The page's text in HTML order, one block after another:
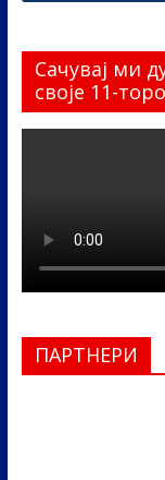
Сачувај ми
своје 11-
ПАРТНЕРИ